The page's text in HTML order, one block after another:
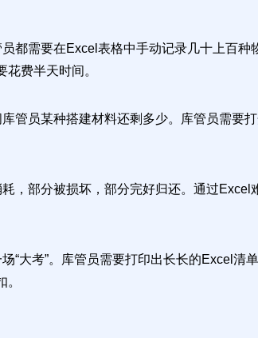
都需要在Excel表格中手动记录几十上百
费半天时间。
管员某种搭建材料还剩多少。库管员需
，部分被损坏，部分完好归还。通过
“大考”。库管员需要打印出长长的Excel